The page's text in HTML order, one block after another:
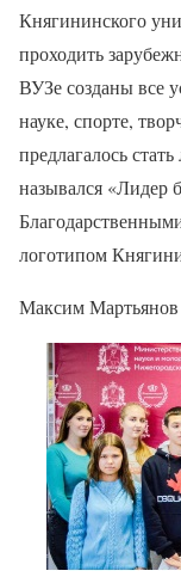
Княгининского
проходить
ВУЗе созданы все
науке, спорте,
предлагалось
назывался «Лидер
логотипом
Максим Мартьянов